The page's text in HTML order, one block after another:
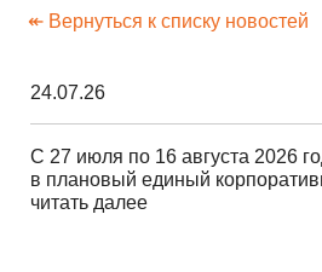
↞ Вернуться к списку новостей
24.07.26
С 27 июля по 16 августа 2026
в плановый единый
читать далее